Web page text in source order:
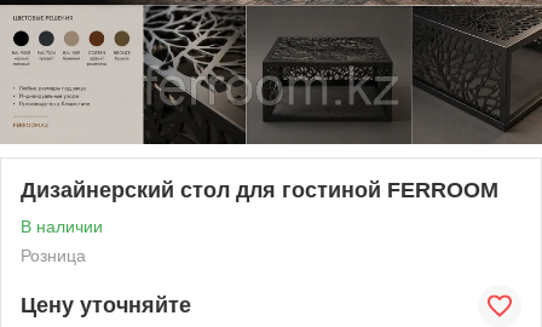
Дизайнерский стол для гостиной FERROOM
В наличии
Розница
Цену уточняйте